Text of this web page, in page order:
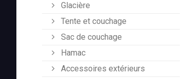
Glacière
Tente et couchage
Sac de couchage
Hamac
Accessoires extérieurs